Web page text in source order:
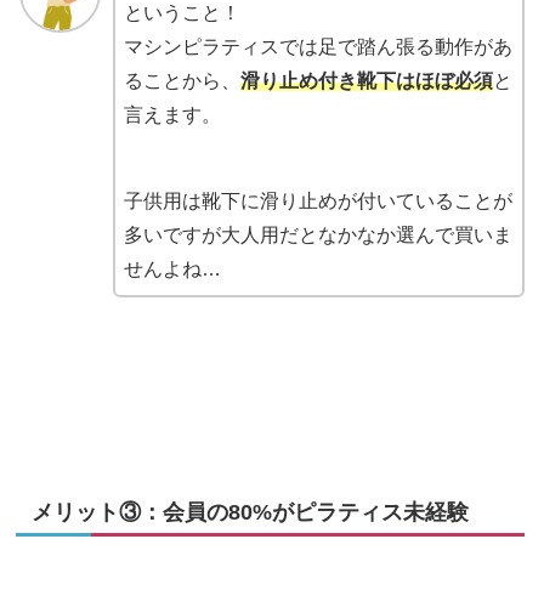
ということ！
マシンピラティスでは足で踏ん張る動作があ
ることから、 滑り止め付き靴下はほぼ必須と
言えます。
子供用は靴下に滑り止めが付いていることが
多いですが大人用だとなかなか選んで買いま
せんよね…
メリット③：会員の80%がピラティス未経験